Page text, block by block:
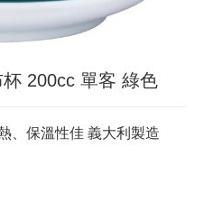
200cc 單客 綠色
、保溫性佳 義大利製造